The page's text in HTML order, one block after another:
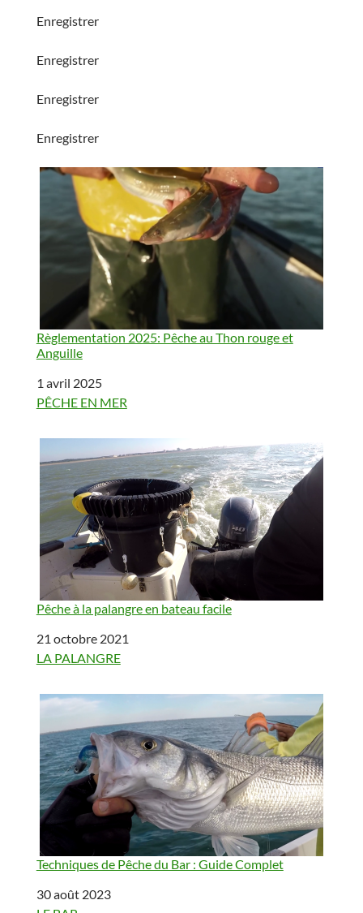
Enregistrer
Enregistrer
Enregistrer
Enregistrer
Règlementation 2025: Pêche au Thon rouge et
Anguille
Date
1 avril 2025
Par rapport à
PÊCHE EN MER
Pêche à la palangre en bateau facile
Date
21 octobre 2021
Par rapport à
LA PALANGRE
Techniques de Pêche du Bar : Guide Complet
Date
30 août 2023